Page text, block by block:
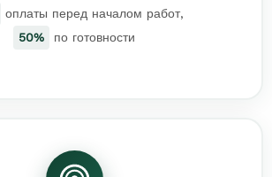
оплаты перед началом работ,
50%
по готовности